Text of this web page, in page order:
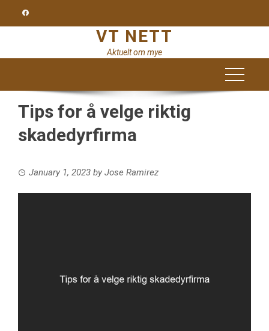
VT NETT
Aktuelt om mye
Tips for å velge riktig
skadedyrfirma
January 1, 2023 by Jose Ramirez